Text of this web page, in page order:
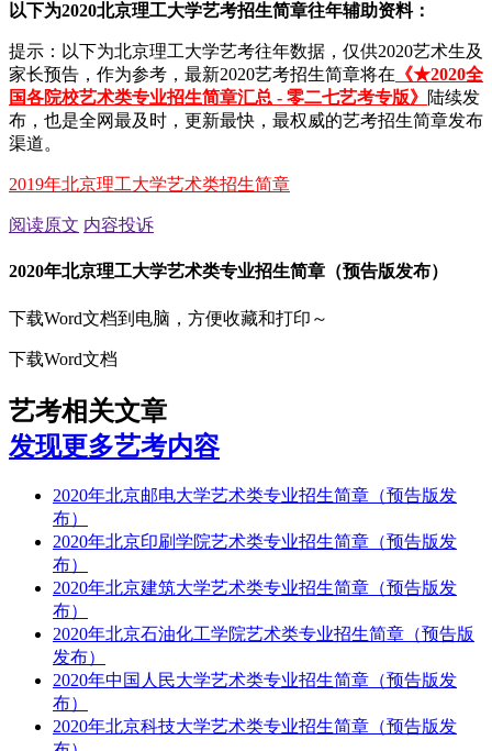
以下为2020北京理工大学艺考招生简章往年辅助资料：
提示：以下为北京理工大学艺考往年数据，仅供2020艺术生及
家长预告，作为参考，最新2020艺考招生简章将在 《★2020全
国各院校艺术类专业招生简章汇总 - 零二七艺考专版》 陆续发
布，也是全网最及时，更新最快，最权威的艺考招生简章发布
渠道。
2019年北京理工大学艺术类招生简章
阅读原文 内容投诉
2020年北京理工大学艺术类专业招生简章（预告版发布）
下载Word文档到电脑，方便收藏和打印～
下载Word文档
艺考相关文章
发现更多艺考内容
2020年北京邮电大学艺术类专业招生简章（预告版发
布）
2020年北京印刷学院艺术类专业招生简章（预告版发
布）
2020年北京建筑大学艺术类专业招生简章（预告版发
布）
2020年北京石油化工学院艺术类专业招生简章（预告版
发布）
2020年中国人民大学艺术类专业招生简章（预告版发
布）
2020年北京科技大学艺术类专业招生简章（预告版发